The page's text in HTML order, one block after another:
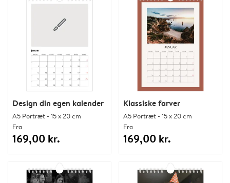
Design din egen kalender
A5 Portræt - 15 x 20 cm
Fra
169,00 kr.
Klassiske farver
A5 Portræt - 15 x 20 cm
Fra
169,00 kr.